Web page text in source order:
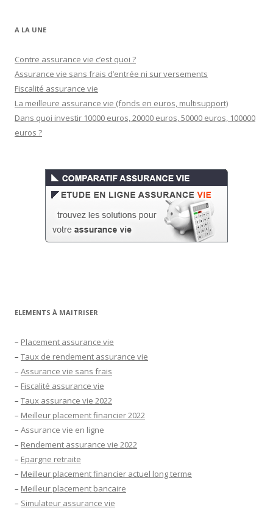
A LA UNE
Contre assurance vie c’est quoi ?
Assurance vie sans frais d’entrée ni sur versements
Fiscalité assurance vie
La meilleure assurance vie (fonds en euros, multisupport)
Dans quoi investir 10000 euros, 20000 euros, 50000 euros, 100000
euros ?
ELEMENTS À MAITRISER
– Placement assurance vie
– Taux de rendement assurance vie
– Assurance vie sans frais
– Fiscalité assurance vie
– Taux assurance vie 2022
– Meilleur placement financier 2022
– Assurance vie en ligne
– Rendement assurance vie 2022
– Epargne retraite
– Meilleur placement financier actuel long terme
– Meilleur placement bancaire
– Simulateur assurance vie